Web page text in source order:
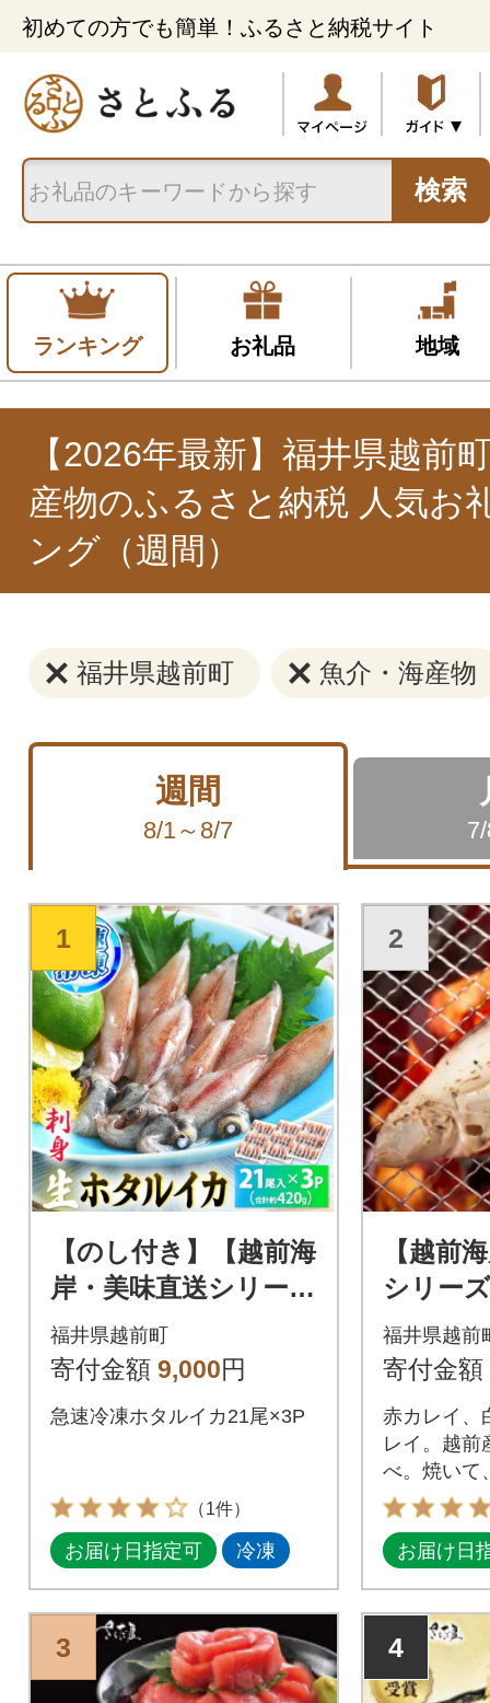
初めての方でも簡単！ふるさと納税サイト
検索
ランキング お礼品 地域
【2026年最新】福井県越前
産物のふるさと納税 人気お
ング（週間）
福井県越前町 魚介・海産物
週間
8/1～8/7
1
【のし付き】【越前海
岸・美味直送シリー
ズ】ホタルイカ(刺
身・しゃぶしゃぶ用)
福井県越前町
寄付金額 9,000円
急速冷凍ホタルイカ21尾×3P
（1件）
お届け日指定可 冷凍
2
【越前
シリー
カレイ3
3尾入り
福井県越前
寄付金額
赤カレイ、
レイ。越前
べ。焼いて
ピッタリ!
お届け日
3 4